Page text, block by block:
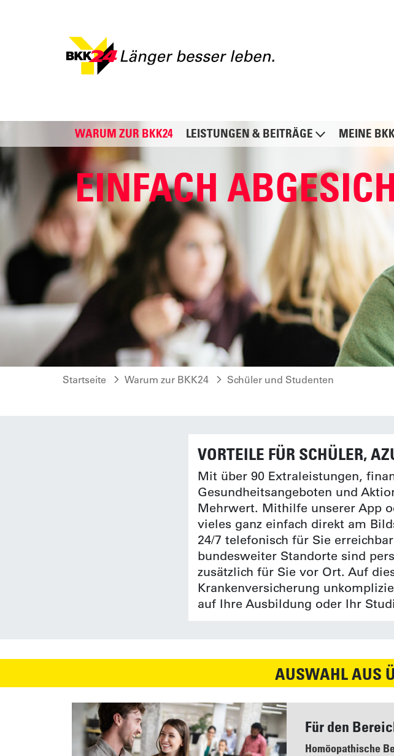
WARUM ZUR BKK24 LEISTUNGEN & BEITRÄGE MEINE
EINFACH
Startseite Warum zur BKK24 Schüler und Studenten
VORTEILE FÜR SCHÜLER,
Mit über 90 Extraleistungen,
Gesundheitsangeboten und
Mehrwert. Mithilfe unserer App
vieles ganz einfach direkt am
24/7 telefonisch für Sie
bundesweiter Standorte sind
zusätzlich für Sie vor Ort. Auf
Krankenversicherung
auf Ihre Ausbildung oder Ihr
AUSWAHL AUS
Für den
Homöopathische